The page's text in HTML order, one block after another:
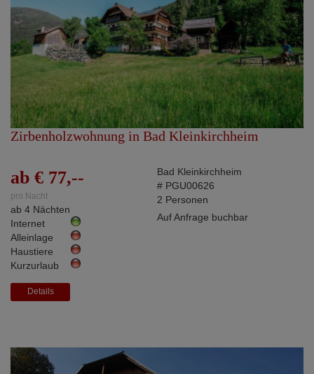
Zirbenholzwohnung in Bad Kleinkirchheim
ab € 77,--
pro Nacht
ab 4 Nächten
Internet
Alleinlage
Haustiere
Kurzurlaub
Details
Bad Kleinkirchheim
# PGU00626
2 Personen
Auf Anfrage buchbar